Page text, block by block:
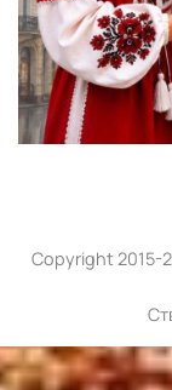
Copyright 2015-